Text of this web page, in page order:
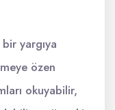
yargıya
özen
okuyabilir,